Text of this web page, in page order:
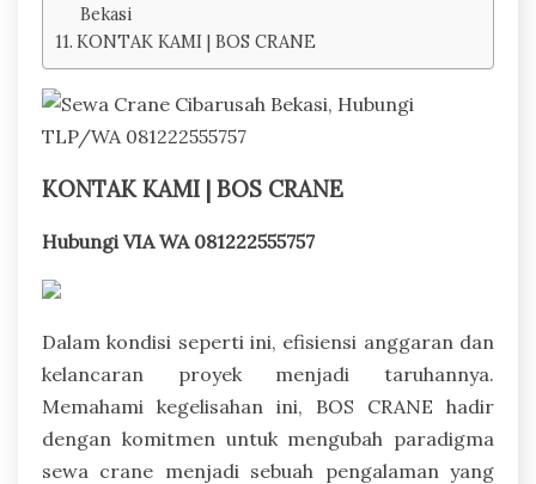
Bekasi
KONTAK KAMI | BOS CRANE
KONTAK KAMI | BOS CRANE
Hubungi VIA WA 081222555757
Dalam kondisi seperti ini, efisiensi anggaran dan
kelancaran proyek menjadi taruhannya.
Memahami kegelisahan ini, BOS CRANE hadir
dengan komitmen untuk mengubah paradigma
sewa crane menjadi sebuah pengalaman yang